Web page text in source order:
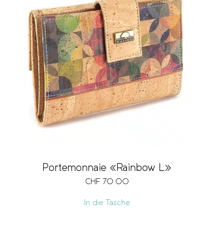
Portemonnaie «Rainbow L»
CHF 70.00
In die Tasche